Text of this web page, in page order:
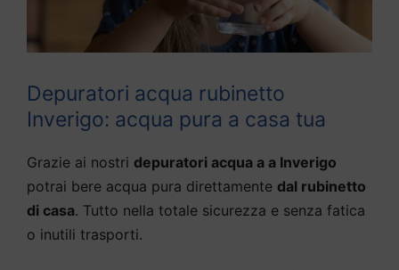
Depuratori acqua rubinetto
Inverigo: acqua pura a casa tua
Grazie ai nostri depuratori acqua a a Inverigo
potrai bere acqua pura direttamente dal rubinetto
di casa. Tutto nella totale sicurezza e senza fatica
o inutili trasporti.